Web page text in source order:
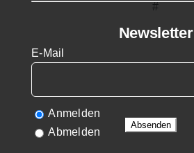
Newsletter
E-Mail
Anmelden
Abmelden